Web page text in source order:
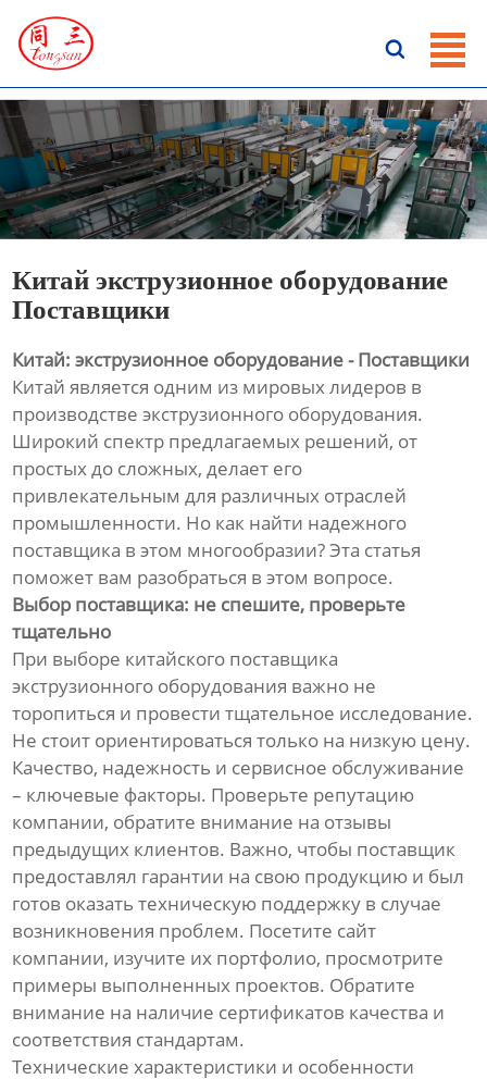

ГЛАВНАЯ
НОВОСТИ
О HАС
Китай экструзионное оборудование
Поставщики
Китай: экструзионное оборудование - Поставщики
Китай является одним из мировых лидеров в
производстве экструзионного оборудования.
Широкий спектр предлагаемых решений, от
простых до сложных, делает его
привлекательным для различных отраслей
промышленности. Но как найти надежного
поставщика в этом многообразии? Эта статья
поможет вам разобраться в этом вопросе.
Выбор поставщика: не спешите, проверьте
тщательно
При выборе китайского поставщика
экструзионного оборудования важно не
торопиться и провести тщательное исследование.
Не стоит ориентироваться только на низкую цену.
Качество, надежность и сервисное обслуживание
– ключевые факторы. Проверьте репутацию
компании, обратите внимание на отзывы
предыдущих клиентов. Важно, чтобы поставщик
предоставлял гарантии на свою продукцию и был
готов оказать техническую поддержку в случае
возникновения проблем. Посетите сайт
компании, изучите их портфолио, просмотрите
примеры выполненных проектов. Обратите
внимание на наличие сертификатов качества и
соответствия стандартам.
Технические характеристики и особенности